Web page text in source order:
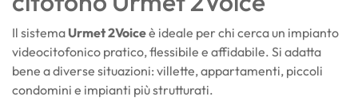
Il sistema Urmet 2Voiceè ideale per chi cerca un impianto
videocitofonico pratico, flessibile e affidabile. Si adatta
bene a diverse situazioni: villette, appartamenti, piccoli
condomini e impianti più strutturati.